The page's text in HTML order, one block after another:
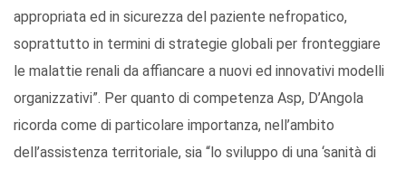
appropriata ed in sicurezza del paziente nefropatico,
soprattutto in termini di strategie globali per fronteggiare
le malattie renali da affiancare a nuovi ed innovativi modelli
organizzativi”. Per quanto di competenza Asp, D’Angola
ricorda come di particolare importanza, nell’ambito
dell’assistenza territoriale, sia “lo sviluppo di una ‘sanità di